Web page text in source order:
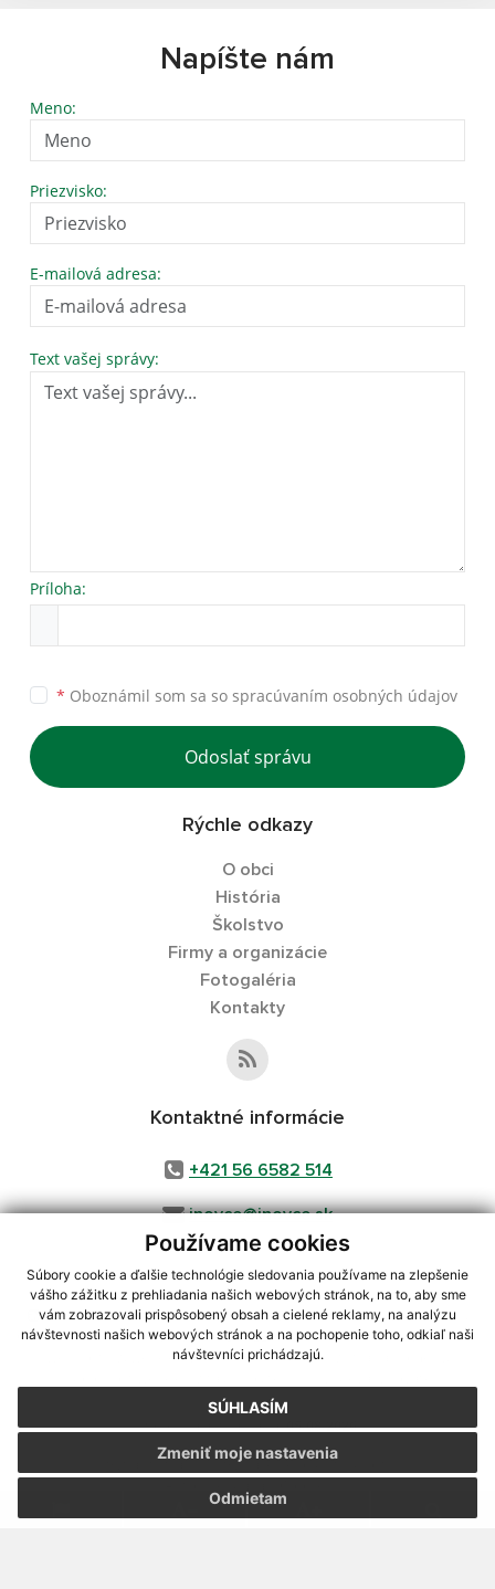
Používame cookies
Súbory cookie a ďalšie technológie sledovania používame na zlepšenie
vášho zážitku z prehliadania našich webových stránok, na to, aby sme
vám zobrazovali prispôsobený obsah a cielené reklamy, na analýzu
návštevnosti našich webových stránok a na pochopenie toho, odkiaľ naši
návštevníci prichádzajú.
SÚHLASÍM
Odmietam
Zmeniť moje nastavenia
Napíšte nám
Meno:
Priezvisko:
E-mailová adresa:
Text vašej správy:
Príloha:
* Oboznámil som sa so spracúvaním osobných údajov
Odoslať správu
Rýchle odkazy
O obci
História
Školstvo
Firmy a organizácie
Fotogaléria
Kontakty
Kontaktné informácie
+421 56 6582 514
inovce@inovce.sk
využite možnosť získavania aktuálnych informácií s využitím RSS
CMS systém (redakčný) systém ECHELON 2,Mapa stránok,web portál
webex.digital, s.r.o.,domény,registrácia domény
Posledná aktualizácia:05.08.2026
Vytlačiť stránku|Vyhlásenie o prístupnosti